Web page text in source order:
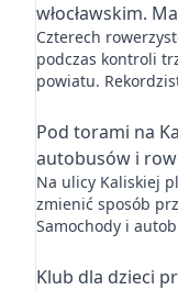
włocławskim.
Czterech
podczas kontroli
powiatu.
Pod torami na
autobusów i
Na ulicy Kaliskiej
zmienić sposób
Samochody i
Klub dla dzieci